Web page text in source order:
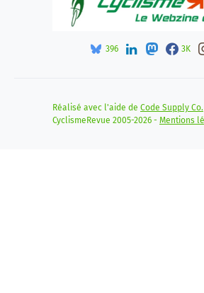
396 3K
Réalisé avec l'aide de Code Supply Co.
CyclismeRevue 2005-2026 - Mentions